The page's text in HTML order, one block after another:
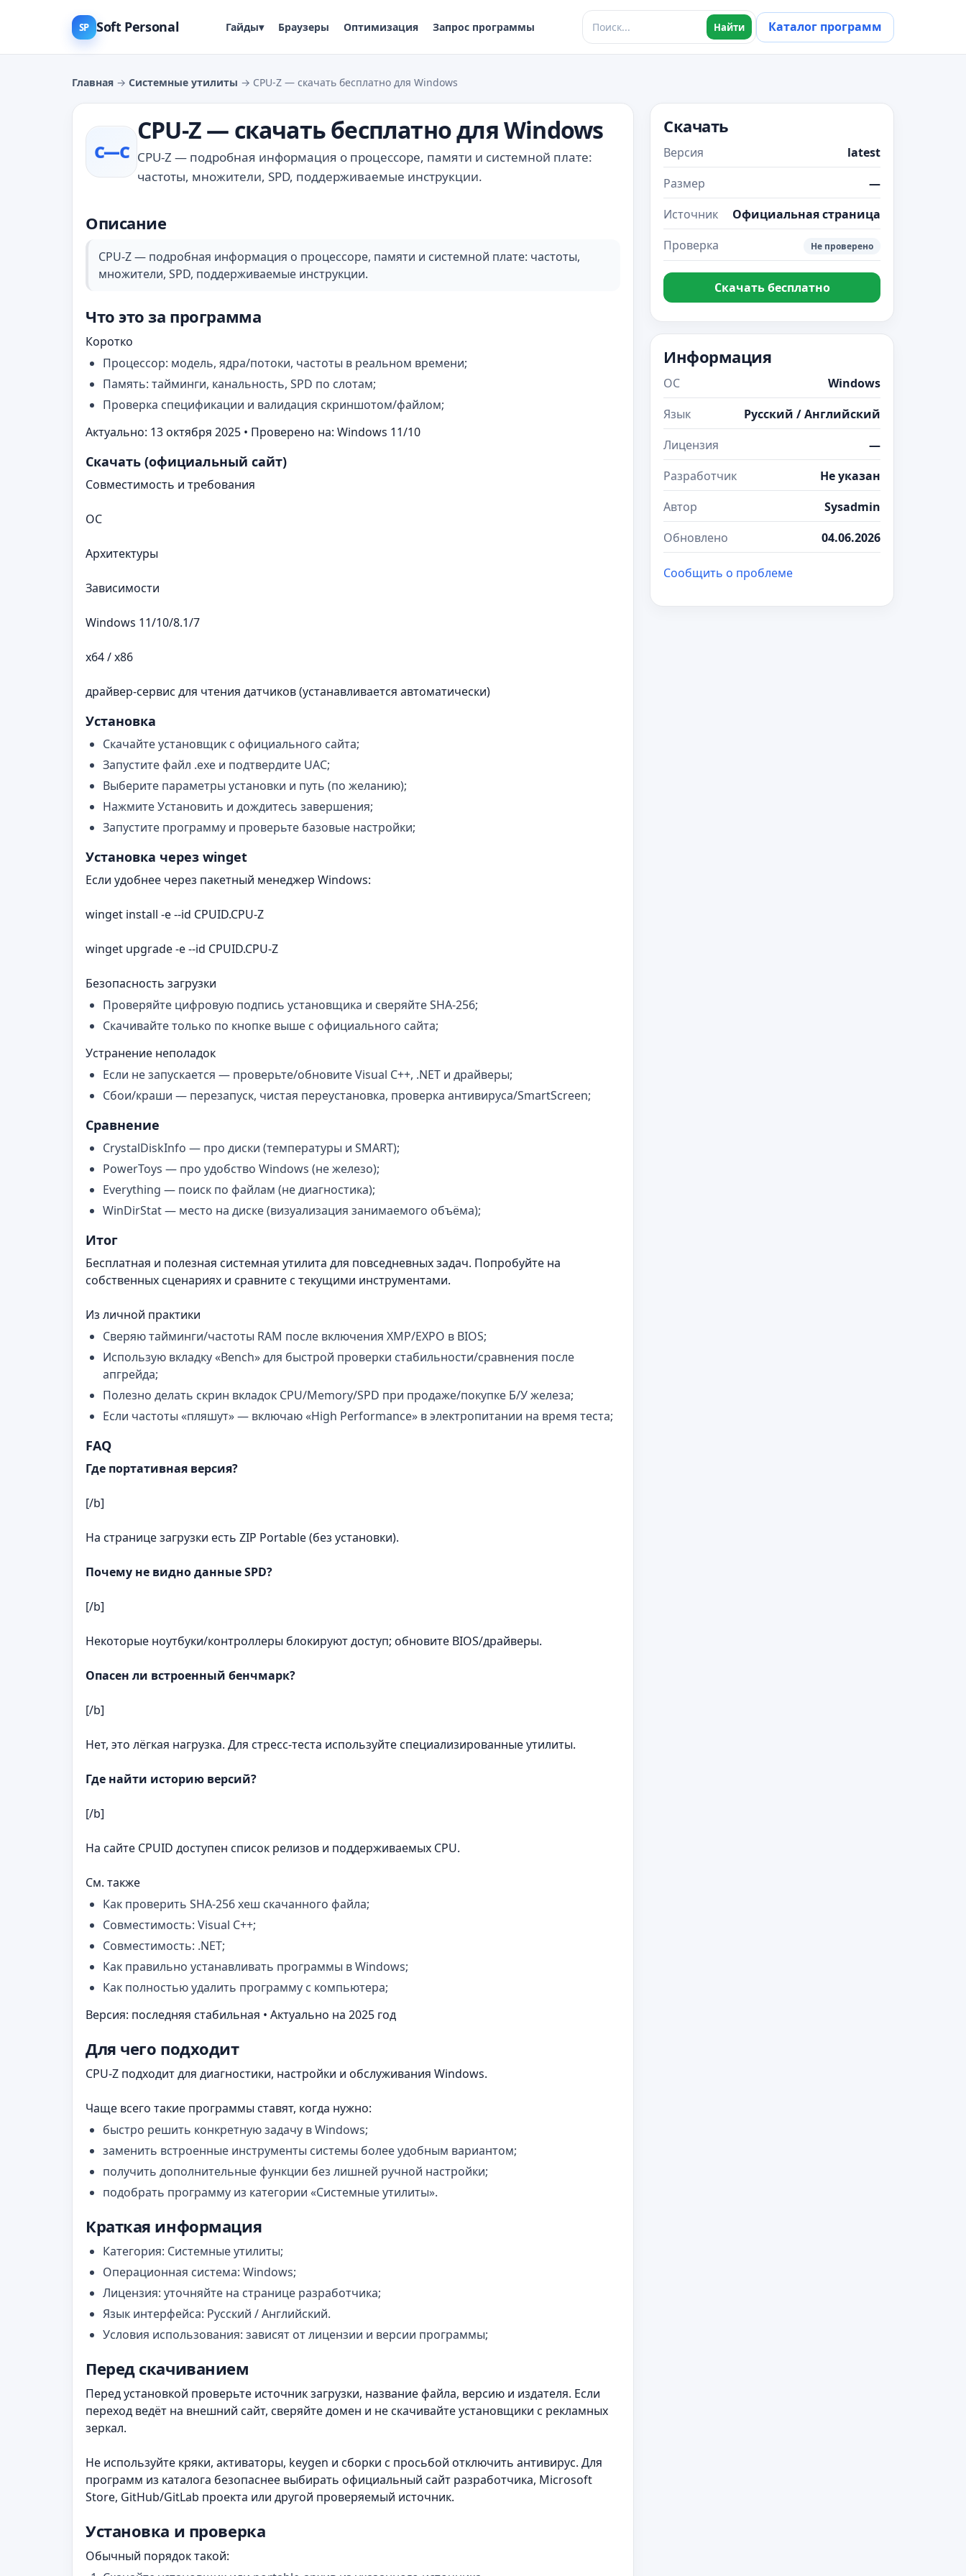
SP Soft Personal Гайды▾ Браузеры Оптимизация Запрос программы Найти Каталог программ
Главная → Системные утилиты → CPU‑Z — скачать бесплатно для Windows
C—С
CPU‑Z — скачать бесплатно для Windows
CPU‑Z — подробная информация о процессоре, памяти и системной плате:
частоты, множители, SPD, поддерживаемые инструкции.
Описание
CPU‑Z — подробная информация о процессоре, памяти и системной плате: частоты,
множители, SPD, поддерживаемые инструкции.
Что это за программа
Коротко
Процессор: модель, ядра/потоки, частоты в реальном времени;
Память: тайминги, канальность, SPD по слотам;
Проверка спецификации и валидация скриншотом/файлом;
Актуально: 13 октября 2025 • Проверено на: Windows 11/10
Скачать (официальный сайт)
Совместимость и требования
ОС
Архитектуры
Зависимости
Windows 11/10/8.1/7
x64 / x86
драйвер‑сервис для чтения датчиков (устанавливается автоматически)
Установка
Скачайте установщик с официального сайта;
Запустите файл .exe и подтвердите UAC;
Выберите параметры установки и путь (по желанию);
Нажмите Установить и дождитесь завершения;
Запустите программу и проверьте базовые настройки;
Установка через winget
Если удобнее через пакетный менеджер Windows:
winget install -e --id CPUID.CPU-Z
winget upgrade -e --id CPUID.CPU-Z
Безопасность загрузки
Проверяйте цифровую подпись установщика и сверяйте SHA‑256;
Скачивайте только по кнопке выше с официального сайта;
Устранение неполадок
Если не запускается — проверьте/обновите Visual C++, .NET и драйверы;
Сбои/краши — перезапуск, чистая переустановка, проверка антивируса/SmartScreen;
Сравнение
CrystalDiskInfo — про диски (температуры и SMART);
PowerToys — про удобство Windows (не железо);
Everything — поиск по файлам (не диагностика);
WinDirStat — место на диске (визуализация занимаемого объёма);
Итог
Бесплатная и полезная системная утилита для повседневных задач. Попробуйте на
собственных сценариях и сравните с текущими инструментами.
Из личной практики
Сверяю тайминги/частоты RAM после включения XMP/EXPO в BIOS;
Использую вкладку «Bench» для быстрой проверки стабильности/сравнения после
апгрейда;
Полезно делать скрин вкладок CPU/Memory/SPD при продаже/покупке Б/У железа;
Если частоты «пляшут» — включаю «High Performance» в электропитании на время теста;
FAQ
Где портативная версия?
[/b]
На странице загрузки есть ZIP Portable (без установки).
Почему не видно данные SPD?
[/b]
Некоторые ноутбуки/контроллеры блокируют доступ; обновите BIOS/драйверы.
Опасен ли встроенный бенчмарк?
[/b]
Нет, это лёгкая нагрузка. Для стресс‑теста используйте специализированные утилиты.
Где найти историю версий?
[/b]
На сайте CPUID доступен список релизов и поддерживаемых CPU.
См. также
Как проверить SHA-256 хеш скачанного файла;
Совместимость: Visual C++;
Совместимость: .NET;
Как правильно устанавливать программы в Windows;
Как полностью удалить программу с компьютера;
Версия: последняя стабильная • Актуально на 2025 год
Для чего подходит
CPU‑Z подходит для диагностики, настройки и обслуживания Windows.
Чаще всего такие программы ставят, когда нужно:
быстро решить конкретную задачу в Windows;
заменить встроенные инструменты системы более удобным вариантом;
получить дополнительные функции без лишней ручной настройки;
подобрать программу из категории «Системные утилиты».
Краткая информация
Категория: Системные утилиты;
Операционная система: Windows;
Лицензия: уточняйте на странице разработчика;
Язык интерфейса: Русский / Английский.
Условия использования: зависят от лицензии и версии программы;
Перед скачиванием
Перед установкой проверьте источник загрузки, название файла, версию и издателя. Если
переход ведёт на внешний сайт, сверяйте домен и не скачивайте установщики с рекламных
зеркал.
Не используйте кряки, активаторы, keygen и сборки с просьбой отключить антивирус. Для
программ из каталога безопаснее выбирать официальный сайт разработчика, Microsoft
Store, GitHub/GitLab проекта или другой проверяемый источник.
Установка и проверка
Обычный порядок такой:
Скачать
Версия
latest
Размер
—
Источник
Официальная страница
Проверка
Не проверено
Скачать бесплатно
Информация
ОС
Windows
Язык
Русский / Английский
Лицензия
—
Разработчик
Не указан
Автор
Sysadmin
Обновлено
04.06.2026
Сообщить о проблеме